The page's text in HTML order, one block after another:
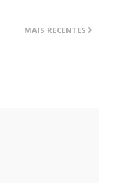
MAIS RECENTES